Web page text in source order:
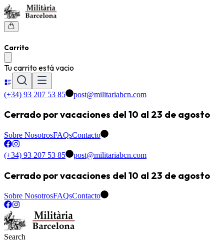
Carrito
Tu carrito está vacio
(+34) 93 207 53 85 post@militariabcn.com
Cerrado por vacaciones del 10 al 23 de agosto
Sobre NosotrosFAQsContacto
(+34) 93 207 53 85 post@militariabcn.com
Cerrado por vacaciones del 10 al 23 de agosto
Sobre NosotrosFAQsContacto
Search